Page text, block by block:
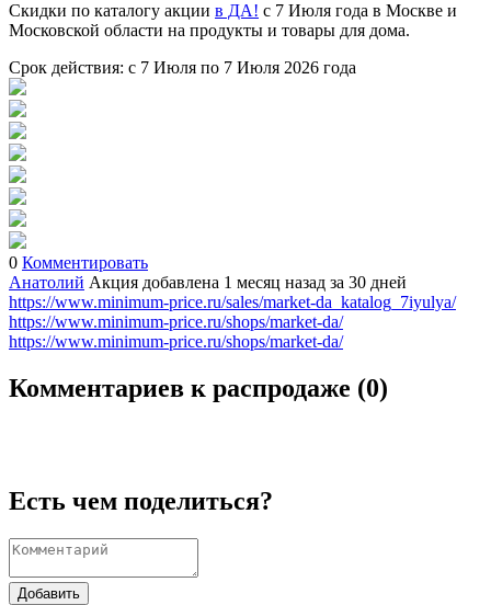
Скидки по каталогу акции в ДА! с 7 Июля года в Москве и
Московской области на продукты и товары для дома.
Срок действия: с 7 Июля по 7 Июля 2026 года
0 Комментировать
Анатолий Акция добавлена 1 месяц назад за 30 дней
https://www.minimum-price.ru/sales/market-da_katalog_7iyulya/
https://www.minimum-price.ru/shops/market-da/
https://www.minimum-price.ru/shops/market-da/
Комментариев к распродаже (0)
Есть чем поделиться?
Добавить